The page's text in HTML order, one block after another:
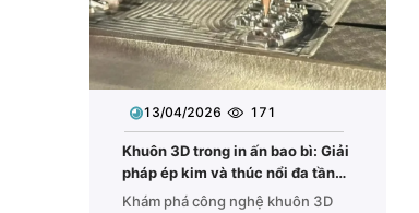
13/04/2026 171
Khuôn 3D trong in ấn bao bì: Giải
pháp ép kim và thúc nổi đa tầng
cho hộp giấy cao cấp
Khám phá công nghệ khuôn 3D